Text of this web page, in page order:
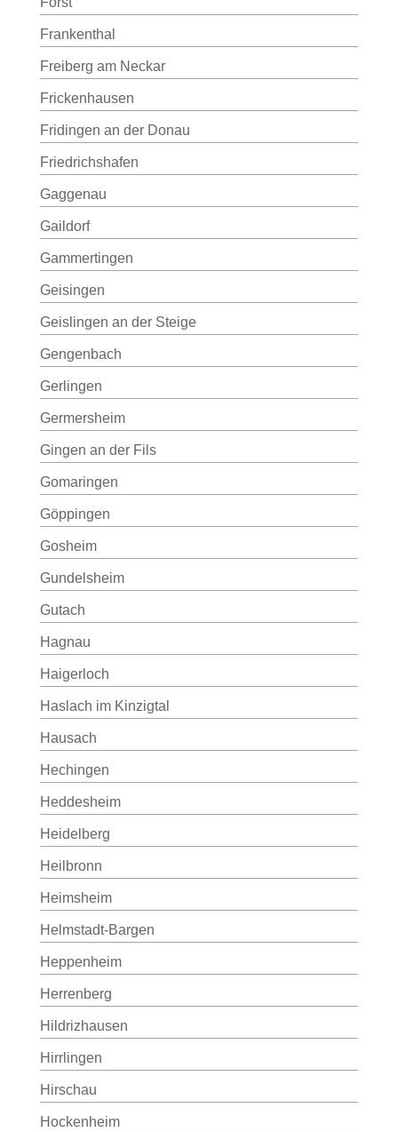
Frankenthal
Freiberg am Neckar
Frickenhausen
Fridingen an der Donau
Friedrichshafen
Gaggenau
Gaildorf
Gammertingen
Geisingen
Geislingen an der Steige
Gengenbach
Gerlingen
Germersheim
Gingen an der Fils
Gomaringen
Göppingen
Gosheim
Gundelsheim
Gutach
Hagnau
Haigerloch
Haslach im Kinzigtal
Hausach
Hechingen
Heddesheim
Heidelberg
Heilbronn
Heimsheim
Helmstadt-Bargen
Heppenheim
Herrenberg
Hildrizhausen
Hirrlingen
Hirschau
Hockenheim